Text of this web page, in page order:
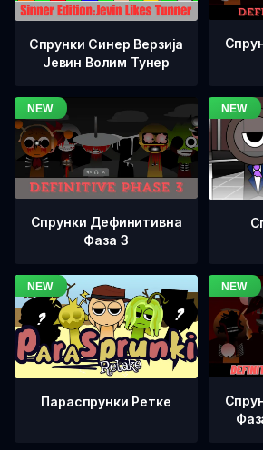
Спрунки Синер Верзија
Јевин Волим Тунер
Спрунки Дефинитивна
Фаза 3
Параспрунки Ретке